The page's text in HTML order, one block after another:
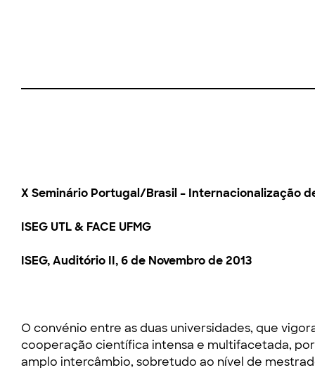
X Seminário Portugal/Brasil – Internacionalização
ISEG UTL & FACE UFMG
ISEG, Auditório II, 6 de Novembro de 2013
O convénio entre as duas universidades, que
cooperação científica intensa e multifacetada,
amplo intercâmbio, sobretudo ao nível de